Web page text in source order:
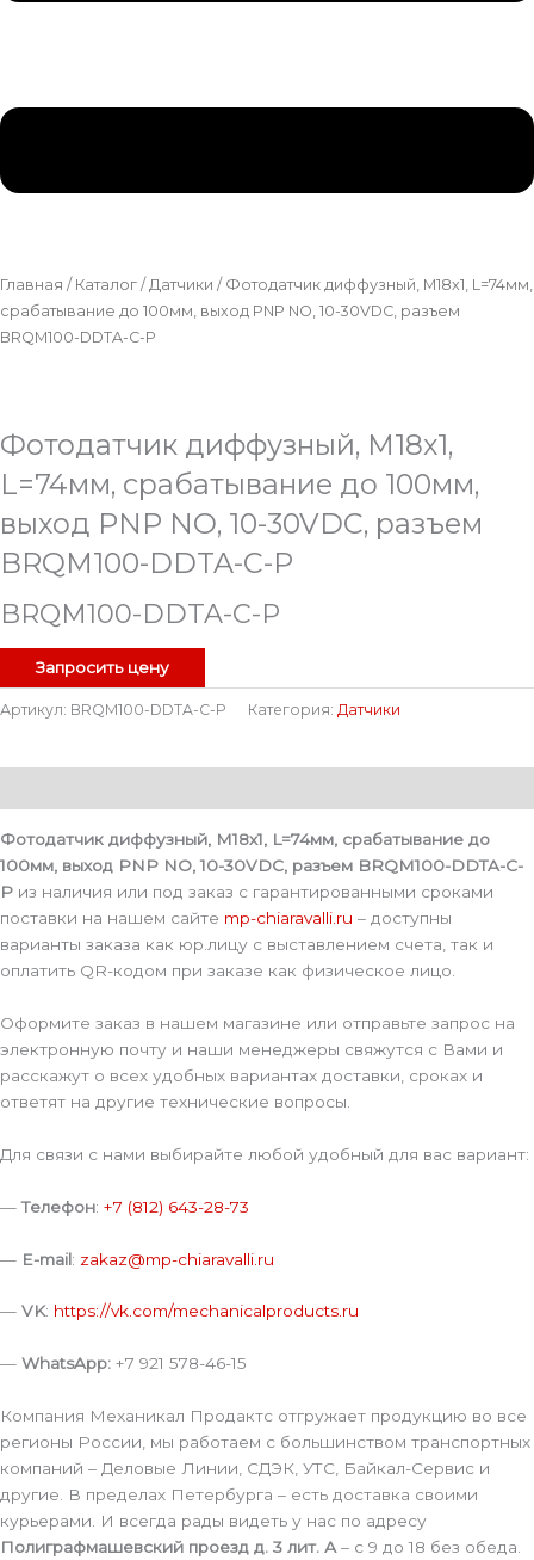
Главная / Каталог / Датчики / Фотодатчик диффузный, М18х1, L=74мм,
срабатывание до 100мм, выход PNP NO, 10-30VDC, разъем
BRQM100-DDTA-C-P
Фотодатчик диффузный, М18х1,
L=74мм, срабатывание до 100мм,
выход PNP NO, 10-30VDC, разъем
BRQM100-DDTA-C-P
BRQM100-DDTA-C-P
Запросить цену
Артикул: BRQM100-DDTA-C-P Категория: Датчики
Фотодатчик диффузный, М18х1, L=74мм, срабатывание до
100мм, выход PNP NO, 10-30VDC, разъем BRQM100-DDTA-C-
P из наличия или под заказ с гарантированными сроками
поставки на нашем сайте mp-chiaravalli.ru – доступны
варианты заказа как юр.лицу с выставлением счета, так и
оплатить QR-кодом при заказе как физическое лицо.
Оформите заказ в нашем магазине или отправьте запрос на
электронную почту и наши менеджеры свяжутся с Вами и
расскажут о всех удобных вариантах доставки, сроках и
ответят на другие технические вопросы.
Для связи с нами выбирайте любой удобный для вас вариант:
—Телефон: +7 (812) 643-28-73
— E-mail: zakaz@mp-chiaravalli.ru
— VK: https://vk.com/mechanicalproducts.ru
— WhatsApp: +7 921 578-46-15
Компания Механикал Продактс отгружает продукцию во все
регионы России, мы работаем с большинством транспортных
компаний – Деловые Линии, СДЭК, УТС, Байкал-Сервис и
другие. В пределах Петербурга – есть доставка своими
курьерами. И всегда рады видеть у нас по адресу
Полиграфмашевский проезд д. 3 лит. А – с 9 до 18 без обеда.